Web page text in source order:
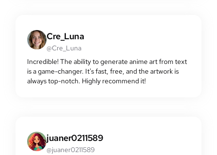
Cre_Luna
@Cre_Luna
Incredible! The ability to generate anime art from text
is a game-changer. It's fast, free, and the artwork is
always top-notch. Highly recommend it!
juaner0211589
@juaner0211589